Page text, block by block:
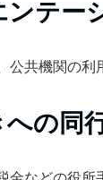
ンテー
公共機関の
への同